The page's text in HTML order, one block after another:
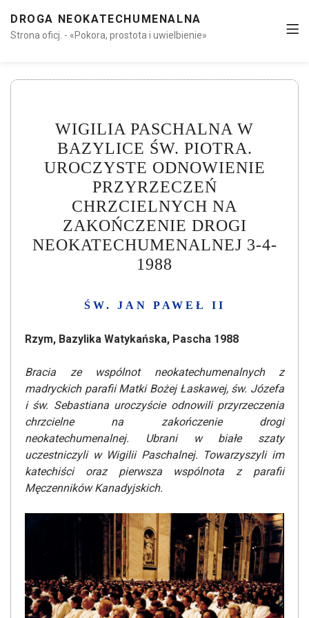
DROGA NEOKATECHUMENALNA
Strona oficj. - «Pokora, prostota i uwielbienie»
WIGILIA PASCHALNA W
BAZYLICE ŚW. PIOTRA.
UROCZYSTE ODNOWIENIE
PRZYRZECZEŃ
CHRZCIELNYCH NA
ZAKOŃCZENIE DROGI
NEOKATECHUMENALNEJ 3-4-
1988
ŚW. JAN PAWEŁ II
Rzym, Bazylika Watykańska, Pascha 1988
Bracia ze wspólnot neokatechumenalnych z
madryckich parafii Matki Bożej Łaskawej, św. Józefa
i św. Sebastiana uroczyście odnowili przyrzeczenia
chrzcielne na zakończenie drogi
neokatechumenalnej.
Ubrani w białe szaty
uczestniczyli w Wigilii Paschalnej. Towarzyszyli im
katechiści oraz pierwsza wspólnota z parafii
Męczenników Kanadyjskich.